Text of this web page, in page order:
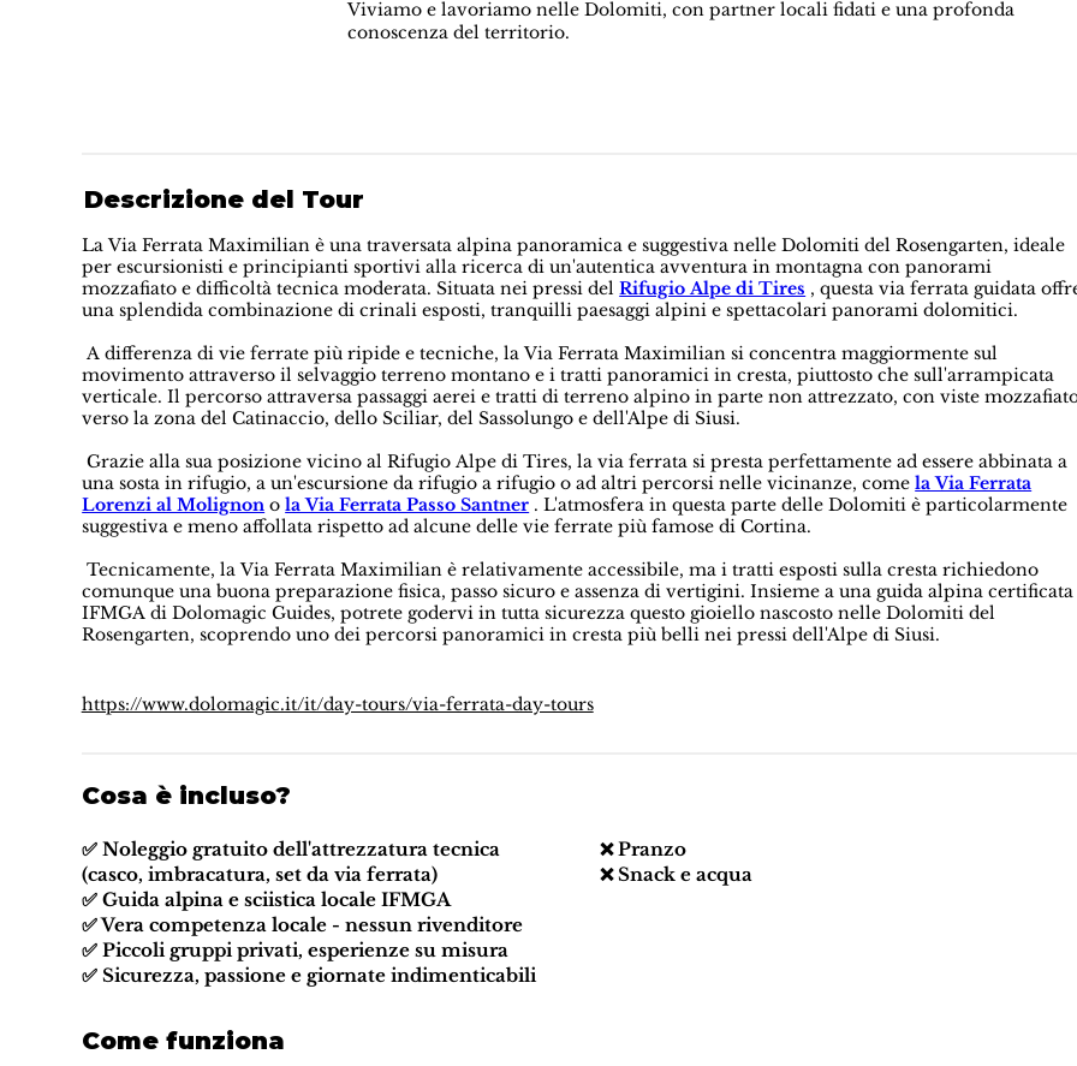
Viviamo e lavoriamo nelle Dolomiti, con partner locali fidati e una profonda
conoscenza del territorio.
Descrizione del Tour
La Via Ferrata Maximilian è una traversata alpina panoramica e suggestiva nelle Dolomiti del Rosengarten, ideale
per escursionisti e principianti sportivi alla ricerca di un'autentica avventura in montagna con panorami
mozzafiato e difficoltà tecnica moderata. Situata nei pressi delRifugio Alpe di Tires , questa via ferrata guidata
una splendida combinazione di crinali esposti, tranquilli paesaggi alpini e spettacolari panorami dolomitici.
A differenza di vie ferrate più ripide e tecniche, la Via Ferrata Maximilian si concentra maggiormente sul
movimento attraverso il selvaggio terreno montano e i tratti panoramici in cresta, piuttosto che sull'arrampicata
verticale. Il percorso attraversa passaggi aerei e tratti di terreno alpino in parte non attrezzato, con viste
verso la zona del Catinaccio, dello Sciliar, del Sassolungo e dell'Alpe di Siusi.
Grazie alla sua posizione vicino al Rifugio Alpe di Tires, la via ferrata si presta perfettamente ad essere abbinata a
una sosta in rifugio, a un'escursione da rifugio a rifugio o ad altri percorsi nelle vicinanze, comela Via Ferrata
Lorenzi al Molignon ola Via Ferrata Passo Santner . L'atmosfera in questa parte delle Dolomiti è particolarmente
suggestiva e meno affollata rispetto ad alcune delle vie ferrate più famose di Cortina.
Tecnicamente, la Via Ferrata Maximilian è relativamente accessibile, ma i tratti esposti sulla cresta richiedono
comunque una buona preparazione fisica, passo sicuro e assenza di vertigini. Insieme a una guida alpina certificata
IFMGA di Dolomagic Guides, potrete godervi in tutta sicurezza questo gioiello nascosto nelle Dolomiti del
Rosengarten, scoprendo uno dei percorsi panoramici in cresta più belli nei pressi dell'Alpe di Siusi.
https://www.dolomagic.it/it/day-tours/via-ferrata-day-tours
Cosa è incluso?
✅ Noleggio gratuito dell'attrezzatura tecnica
(casco, imbracatura, set da via ferrata)
✅ Guida alpina e sciistica locale IFMGA
✅ Vera competenza locale - nessun rivenditore
✅ Piccoli gruppi privati, esperienze su misura
✅ Sicurezza, passione e giornate indimenticabili
❌ Pranzo
❌ Snack e acqua
Come funziona